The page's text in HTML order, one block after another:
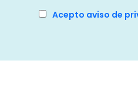
Acepto aviso de